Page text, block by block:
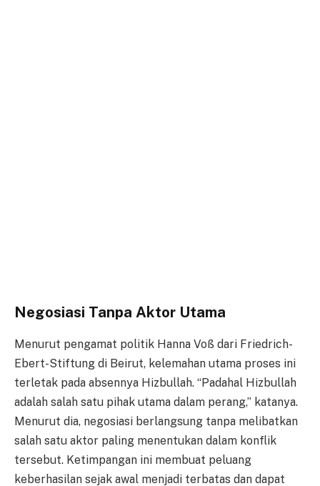
Negosiasi Tanpa Aktor Utama
Menurut pengamat politik Hanna Voß dari Friedrich-
Ebert-Stiftung di Beirut, kelemahan utama proses ini
terletak pada absennya Hizbullah. “Padahal Hizbullah
adalah salah satu pihak utama dalam perang,” katanya.
Menurut dia, negosiasi berlangsung tanpa melibatkan
salah satu aktor paling menentukan dalam konflik
tersebut. Ketimpangan ini membuat peluang
keberhasilan sejak awal menjadi terbatas dan dapat